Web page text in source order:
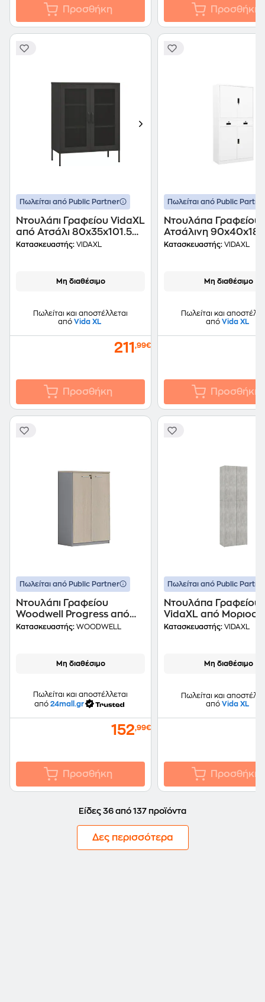
Προσθήκη Προσθήκη
Πωλείται από Public Partner
Ντουλάπι Γραφείου VidaXL
από Ατσάλι 80x35x101.5
cm - Ανθρακί
Κατασκευαστής: VIDAXL
Μη διαθέσιμο
Πωλείται και αποστέλλεται
από Vida XL
211 ,99€
Προσθήκη
Πωλείται από Public
Ντουλάπα Γραφείου
Ατσάλινη
Λευκή
Κατασκευαστής: VIDAXL
Μη διαθέσιμο
Πωλείται και
από Vida XL
Προσθήκη
Πωλείται από Public Partner
Ντουλάπι Γραφείου
Woodwell Progress από
Μελαμίνη 80x40x120 cm -
Κατασκευαστής: WOODWELL
Μη διαθέσιμο
Πωλείται και αποστέλλεται
από 24mall.gr
152,99€
Προσθήκη
Πωλείται από Public
Ντουλάπα Γραφείου
VidaXL από
60x32x190 cm - Γκρι
Κατασκευαστής: VIDAXL
Μη διαθέσιμο
Πωλείται και
από Vida XL
Προσθήκη
Είδες 36 από 137 προϊόντα
Δες περισσότερα